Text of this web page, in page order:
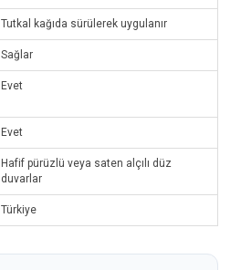
Tutkal kağıda sürülerek uygulanır
Sağlar
Evet
Evet
Hafif pürüzlü veya saten alçılı düz
duvarlar
Türkiye